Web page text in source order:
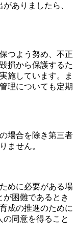
ありましたら、
つよう努め、不正
損から保護するた
施しています。ま
理についても定期
場合を除き第三者
ません。
めに必要がある場
困難であるとき
成の推進のために
同意を得ること